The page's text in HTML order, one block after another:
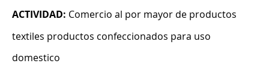
ACTIVIDAD: Comercio al por mayor de productos
textiles productos confeccionados para uso
domestico